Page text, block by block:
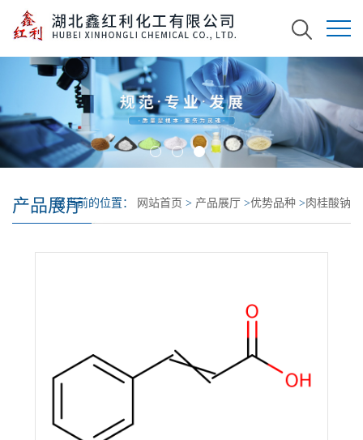
产品展厅您当前的位置： 网站首页 > 产品展厅 >优势品种 > 肉桂酸钠